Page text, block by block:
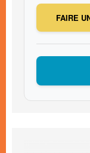
FAIRE